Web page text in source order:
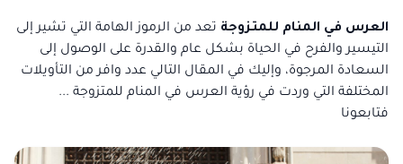
العرس في المنام للمتزوجة تعد من الرموز الهامة التي تشير إلى
التيسير والفرح في الحياة بشكل عام والقدرة على الوصول إلى
السعادة المرجوة، وإليك في المقال التالي عدد وافر من التأويلات
المختلفة التي وردت في رؤية العرس في المنام للمتزوجة ...
فتابعونا